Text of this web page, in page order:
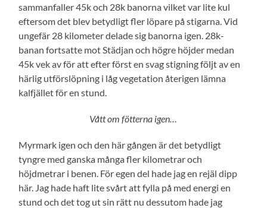
sammanfaller 45k och 28k banorna vilket var lite kul
eftersom det blev betydligt fler löpare på stigarna. Vid
ungefär 28 kilometer delade sig banorna igen. 28k-
banan fortsatte mot Städjan och högre höjder medan
45k vek av för att efter först en svag stigning följt av en
härlig utförslöpning i låg vegetation återigen lämna
kalfjället för en stund.
Vått om fötterna igen…
Myrmark igen och den här gången är det betydligt
tyngre med ganska många fler kilometrar och
höjdmetrar i benen. För egen del hade jag en rejäl dipp
här. Jag hade haft lite svårt att fylla på med energi en
stund och det tog ut sin rätt nu dessutom hade jag